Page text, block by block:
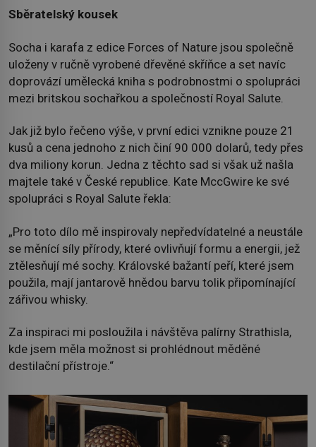
Sběratelský kousek
Socha i karafa z edice Forces of Nature jsou společně
uloženy v ručně vyrobené dřevěné skříňce a set navíc
doprovází umělecká kniha s podrobnostmi o spolupráci
mezi britskou sochařkou a společností Royal Salute.
Jak již bylo řečeno výše, v první edici vznikne pouze 21
kusů a cena jednoho z nich činí 90 000 dolarů, tedy přes
dva miliony korun. Jedna z těchto sad si však už našla
majtele také v České republice. Kate MccGwire ke své
spolupráci s Royal Salute řekla:
„Pro toto dílo mě inspirovaly nepředvídatelné a neustále
se měnící síly přírody, které ovlivňují formu a energii, jež
ztělesňují mé sochy. Královské bažantí peří, které jsem
použila, mají jantarově hnědou barvu tolik připomínající
zářivou whisky.
Za inspiraci mi posloužila i návštěva palírny Strathisla,
kde jsem měla možnost si prohlédnout měděné
destilační přístroje.“